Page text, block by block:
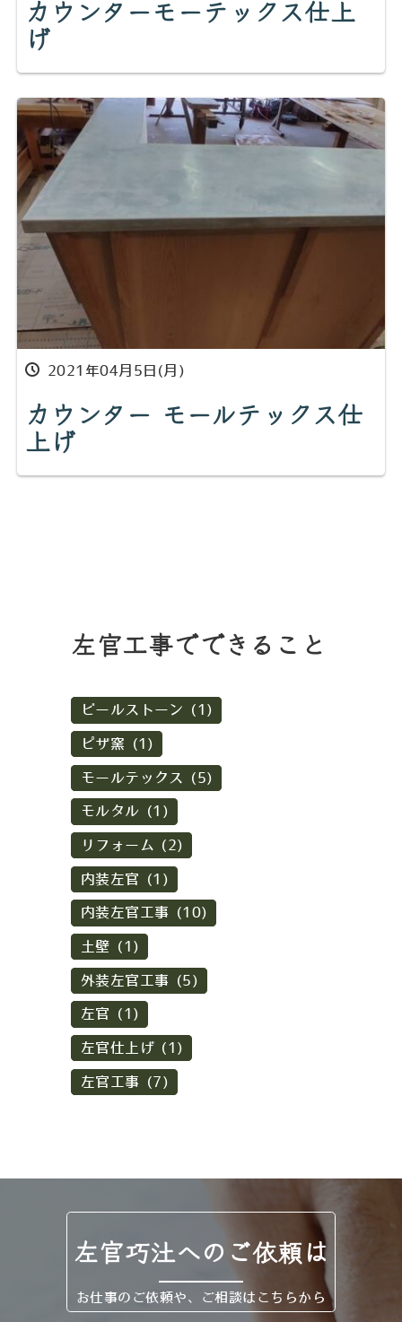
カウンターモーテックス仕上
げ
2021年04月5日(月)
カウンター モールテックス仕
上げ
左官工事でできること
ビールストーン (1)
ピザ窯 (1)
モールテックス (5)
モルタル (1)
リフォーム (2)
内装左官 (1)
内装左官工事 (10)
土壁 (1)
外装左官工事 (5)
左官 (1)
左官仕上げ (1)
左官工事 (7)
左官巧汢へのご依頼は
お仕事のご依頼や、ご相談はこちらから